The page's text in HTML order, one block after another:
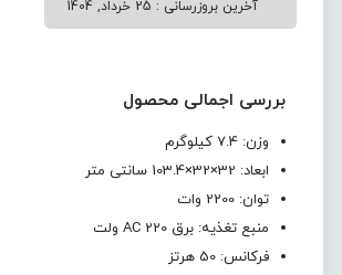
آخرین بروزرسانی : 25 خرداد, 1404
بررسی اجمالی محصول
وزن: 7.4 کیلوگرم
ابعاد: 32×32×103.4 سانتی متر
توان: 2200 وات
منبع تغذیه: برق AC 220 ولت
فرکانس: 50 هرتز